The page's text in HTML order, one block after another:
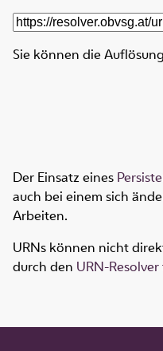
Sie können die
Der Einsatz eines
auch bei einem sich
Arbeiten.
URNs können nicht
durch den URN-